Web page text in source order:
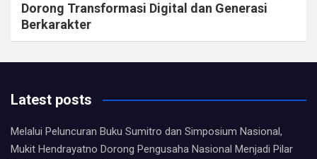
Dorong Transformasi Digital dan Generasi
Berkarakter
Latest posts
Melalui Peluncuran Buku Sumitro dan Simposium Nasional,
Mukit Hendrayatno Dorong Pengusaha Nasional Menjadi Pilar